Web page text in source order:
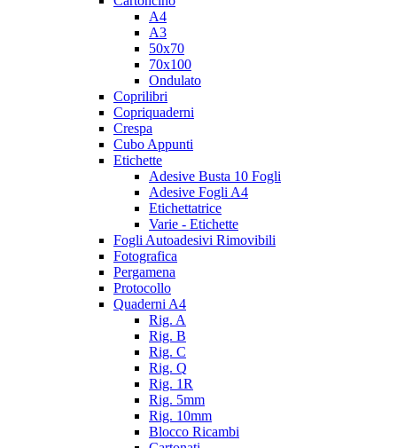
A4
A3
50x70
70x100
Ondulato
Coprilibri
Copriquaderni
Crespa
Cubo Appunti
Etichette
Adesive Busta 10 Fogli
Adesive Fogli A4
Etichettatrice
Varie - Etichette
Fogli Autoadesivi Rimovibili
Fotografica
Pergamena
Protocollo
Quaderni A4
Rig. A
Rig. B
Rig. C
Rig. Q
Rig. 1R
Rig. 5mm
Rig. 10mm
Blocco Ricambi